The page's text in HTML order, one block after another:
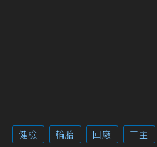
健檢 輪胎 回廠 車主